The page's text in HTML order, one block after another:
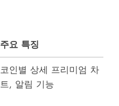
주요 특징
코인별 상세 프리미엄 차
트, 알림 기능